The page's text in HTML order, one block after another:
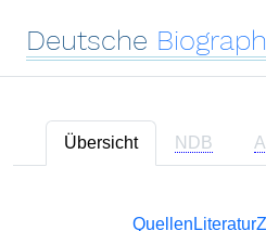
Deutsche
Übersicht NDB
Quellen Literatur